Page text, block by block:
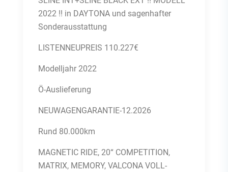
2022 !! in DAYTONA und sagenhafter
Sonderausstattung
LISTENNEUPREIS 110.227€
Modelljahr 2022
Ö-Auslieferung
NEUWAGENGARANTIE-12.2026
Rund 80.000km
MAGNETIC RIDE, 20“ COMPETITION,
MATRIX, MEMORY, VALCONA VOLL-